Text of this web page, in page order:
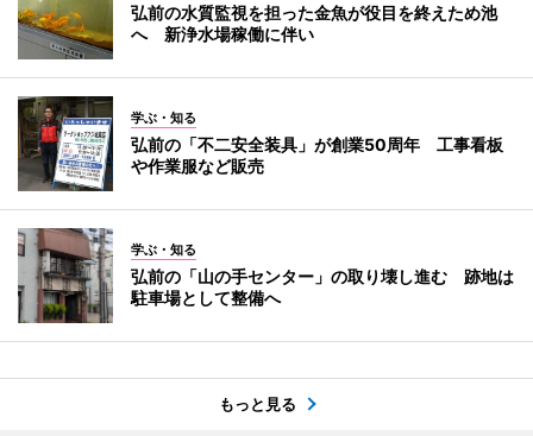
弘前の水質監視を担った金魚が役目を終えため池
へ 新浄水場稼働に伴い
学ぶ・知る
弘前の「不二安全装具」が創業50周年 工事看板
や作業服など販売
学ぶ・知る
弘前の「山の手センター」の取り壊し進む 跡地は
駐車場として整備へ
もっと見る